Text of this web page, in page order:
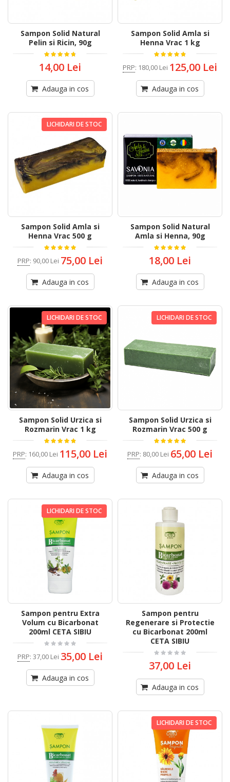
Sampon Solid Natural
Pelin si Ricin, 90g
14,00 Lei
Adauga in cos
Sampon Solid Amla si
Henna Vrac 1 kg
PRP: 180,00 Lei 125,00 Lei
Adauga in cos
LICHIDARI DE STOC
Sampon Solid Amla si
Henna Vrac 500 g
PRP: 90,00 Lei 75,00 Lei
Adauga in cos
Sampon Solid Natural
Amla si Henna, 90g
18,00 Lei
Adauga in cos
LICHIDARI DE STOC
Sampon Solid Urzica si
Rozmarin Vrac 1 kg
PRP: 160,00 Lei 115,00 Lei
Adauga in cos
LICHIDARI DE STOC
Sampon Solid Urzica si
Rozmarin Vrac 500 g
PRP: 80,00 Lei 65,00 Lei
Adauga in cos
LICHIDARI DE STOC
Sampon pentru Extra
Volum cu Bicarbonat
200ml CETA SIBIU
PRP: 37,00 Lei 35,00 Lei
Adauga in cos
Sampon pentru
Regenerare si Protectie
cu Bicarbonat 200ml
CETA SIBIU
37,00 Lei
Adauga in cos
LICHIDARI DE STOC